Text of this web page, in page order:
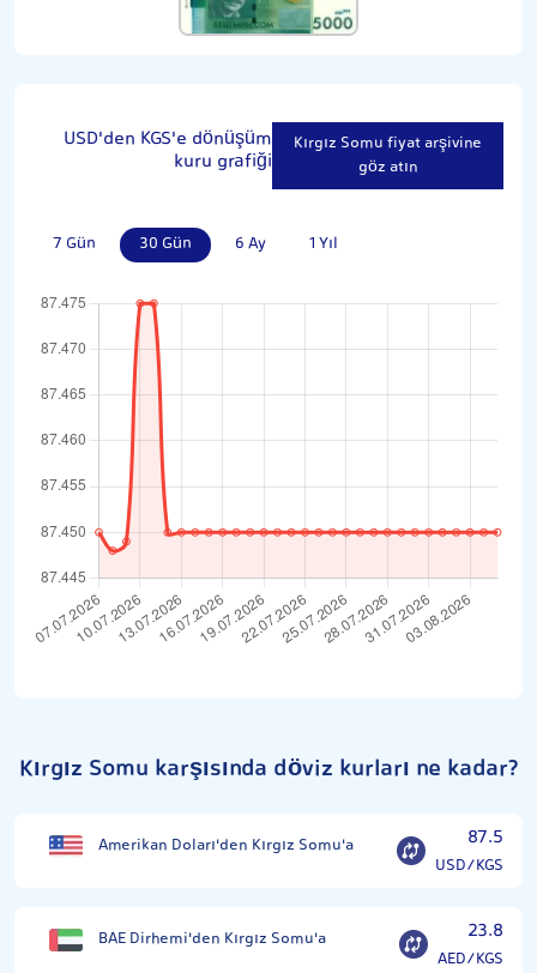
USD'den KGS'e dönüşüm
kuru grafiği
Kırgız Somu fiyat arşivine
göz atın
7 Gün 30 Gün 6 Ay 1 Yıl
Kırgız Somu karşısında döviz kurları ne kadar?
Amerikan Doları'den Kırgız Somu'a 87.5
USD/KGS
BAE Dirhemi'den Kırgız Somu'a 23.8
AED/KGS